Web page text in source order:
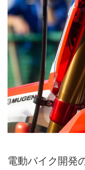
電動バイク開発